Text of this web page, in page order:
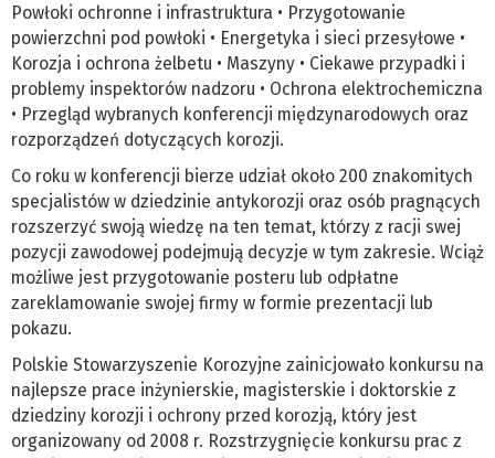
Powłoki ochronne i infrastruktura • Przygotowanie
powierzchni pod powłoki • Energetyka i sieci przesyłowe •
Korozja i ochrona żelbetu • Maszyny • Ciekawe przypadki i
problemy inspektorów nadzoru • Ochrona elektrochemiczna
• Przegląd wybranych konferencji międzynarodowych oraz
rozporządzeń dotyczących korozji.
Co roku w konferencji bierze udział około 200 znakomitych
specjalistów w dziedzinie antykorozji oraz osób pragnących
rozszerzyć swoją wiedzę na ten temat, którzy z racji swej
pozycji zawodowej podejmują decyzje w tym zakresie. Wciąż
możliwe jest przygotowanie posteru lub odpłatne
zareklamowanie swojej firmy w formie prezentacji lub
pokazu.
Polskie Stowarzyszenie Korozyjne zainicjowało konkursu na
najlepsze prace inżynierskie, magisterskie i doktorskie z
dziedziny korozji i ochrony przed korozją, który jest
organizowany od 2008 r. Rozstrzygnięcie konkursu prac z